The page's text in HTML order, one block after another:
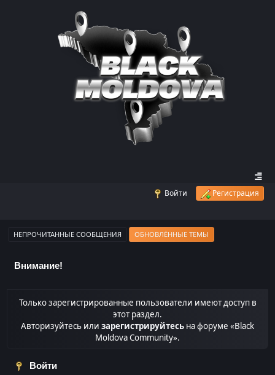
Войти Регистрация
НЕПРОЧИТАННЫЕ СООБЩЕНИЯ ОБНОВЛЁННЫЕ ТЕМЫ
Внимание!
Только зарегистрированные пользователи имеют доступ в
этот раздел.
Авторизуйтесь или зарегистрируйтесь на форуме «Black
Moldova Community».
Войти